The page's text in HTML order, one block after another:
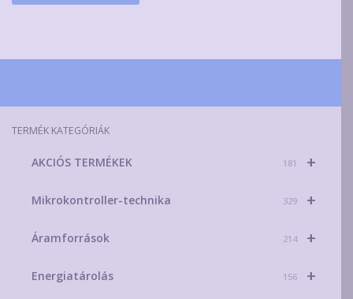
TERMÉK KATEGÓRIÁK
+
AKCIÓS TERMÉKEK 181
+
Mikrokontroller-technika 329
+
Áramforrások 214
+
Energiatárolás 156